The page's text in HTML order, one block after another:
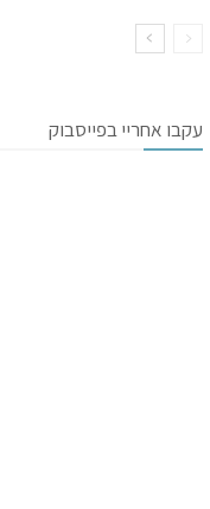
עקבו אחריי בפייסבוק